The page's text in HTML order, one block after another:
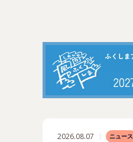
2026.08.07 ニュース